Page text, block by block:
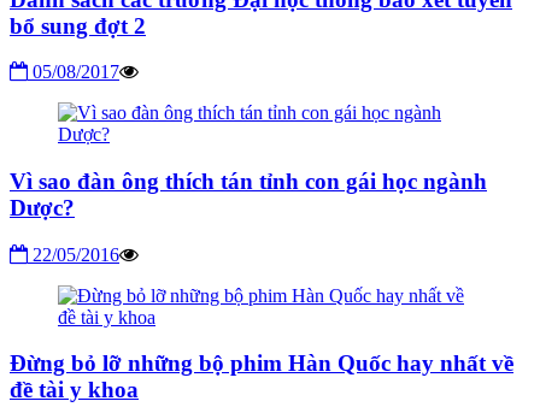
bổ sung đợt 2
05/08/2017
Vì sao đàn ông thích tán tỉnh con gái học ngành
Dược?
22/05/2016
Đừng bỏ lỡ những bộ phim Hàn Quốc hay nhất về
đề tài y khoa